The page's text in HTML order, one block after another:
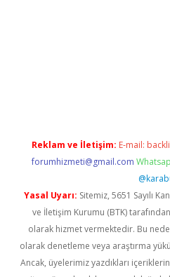
Reklam ve İletişim: E-mail:
forumhizmeti@gmail.com
Yasal Uyarı: Sitemiz, 5651 Sayılı
ve İletişim Kurumu (BTK)
olarak hizmet vermektedir. Bu
olarak denetleme veya araştırma
Ancak, üyelerimiz yazdıkları